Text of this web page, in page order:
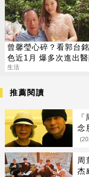
曾馨瑩心碎？看郭台
色近1月 爆多次進出
生活
推薦閱讀
念
暴
周
杰